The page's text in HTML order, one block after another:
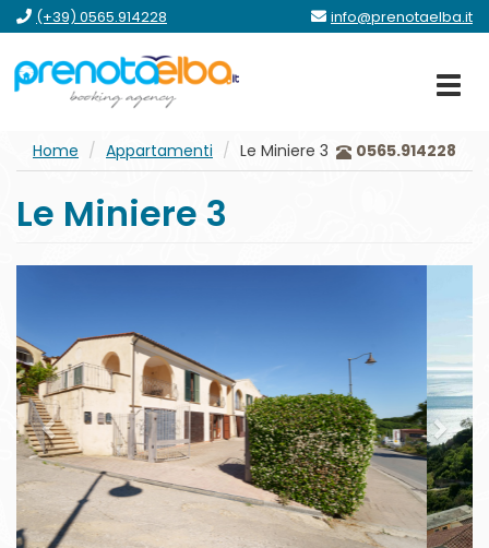
al
menu
al
contenuto
principale
al
form
al
footer
(+39) 0565.914228 info@prenotaelba.it
Home Appartamenti Le Miniere 3 0565.914228
Le Miniere 3